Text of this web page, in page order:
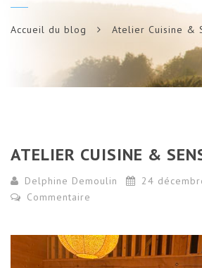
Accueil du blog Atelier Cuisine &
ATELIER CUISINE &
Delphine Demoulin
24
Commentaire